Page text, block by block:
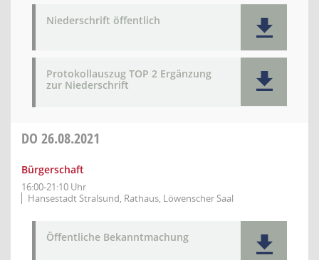
Niederschrift öffentlich
Protokollauszug TOP 2 Ergänzung
zur Niederschrift
DO 26.08.2021
Bürgerschaft
16:00-21:10 Uhr
Hansestadt Stralsund, Rathaus, Löwenscher Saal
Öffentliche Bekanntmachung